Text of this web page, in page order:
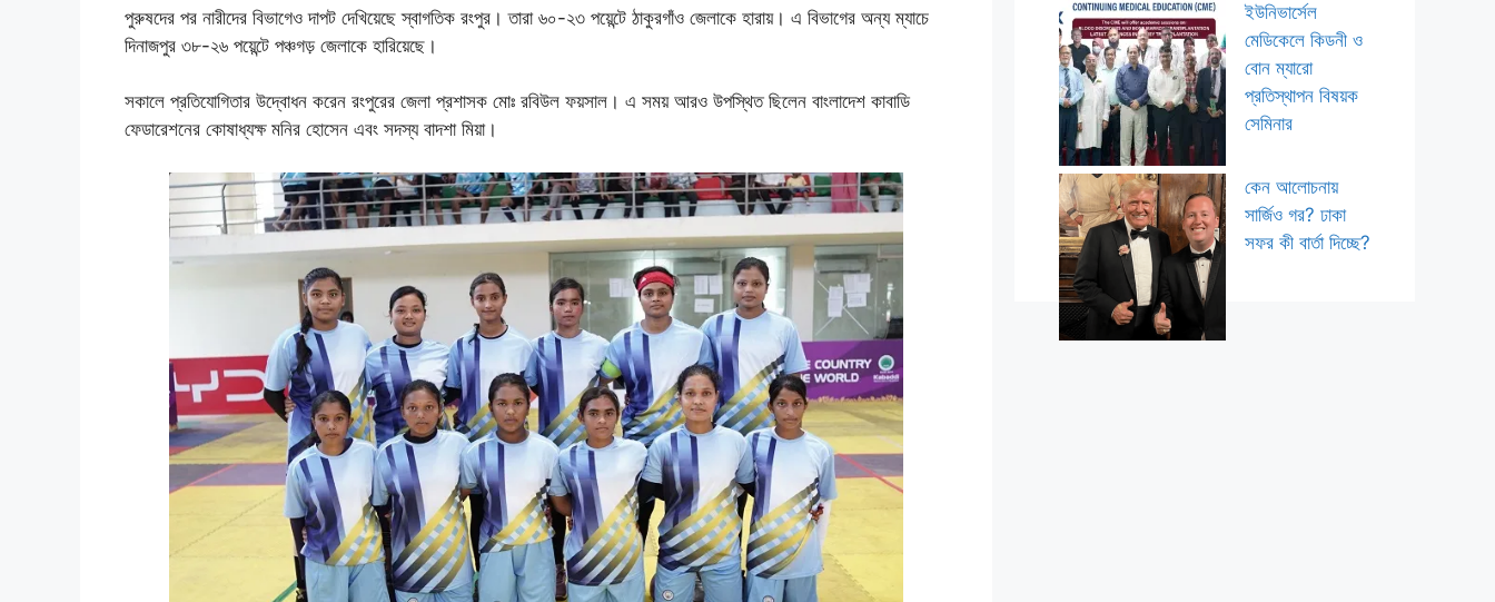
পুরুষদের পর নারীদের বিভাগেও দাপট দেখিয়েছে স্বাগতিক রংপুর। তারা ৬০-২৩ পয়েন্টে ঠাকুরগাঁও জেলাকে হারায়। এ বিভাগের অন্য ম্যাচে
দিনাজপুর ৩৮-২৬ পয়েন্টে পঞ্চগড় জেলাকে হারিয়েছে।
সকালে প্রতিযোগিতার উদ্বোধন করেন রংপুরের জেলা প্রশাসক মোঃ রবিউল ফয়সাল। এ সময় আরও উপস্থিত ছিলেন বাংলাদেশ কাবাডি
ফেডারেশনের কোষাধ্যক্ষ মনির হোসেন এবং সদস্য বাদশা মিয়া।
ইউনিভার্সেল
মেডিকেলে কিডনী ও
বোন ম্যারো
প্রতিস্থাপন বিষয়ক
সেমিনার
কেন আলোচনায়
সার্জিও গর? ঢাকা
সফর কী বার্তা দিচ্ছে?